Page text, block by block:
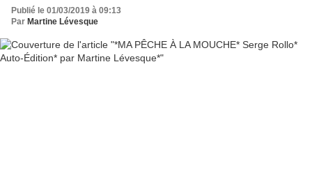
Publié le 01/03/2019 à 09:13
Par Martine Lévesque